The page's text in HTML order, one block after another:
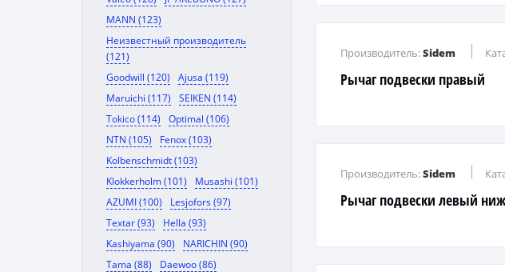
MANN (123)
Неизвестный производитель
(121)
Goodwill (120)
Ajusa (119)
Maruichi (117)
SEIKEN (114)
Tokico (114)
Optimal (106)
NTN (105)
Fenox (103)
Kolbenschmidt (103)
Klokkerholm (101)
Musashi (101)
AZUMI (100)
Lesjofors (97)
Textar (93)
Hella (93)
Kashiyama (90)
NARICHIN (90)
Tama (88)
Daewoo (86)
Рычаг подвески правый
Производитель:Sidem
Рычаг подвески левый
Производитель:Sidem